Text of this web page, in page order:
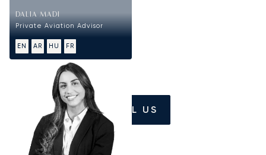
DALIA MADI
Private Aviation Advisor
EN AR HU FR
CALL US